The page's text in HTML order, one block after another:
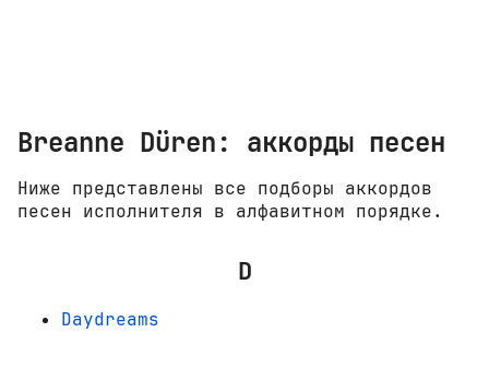
Breanne Düren: аккорды песен
Ниже представлены все подборы аккордов
песен исполнителя в алфавитном порядке.
D
Daydreams